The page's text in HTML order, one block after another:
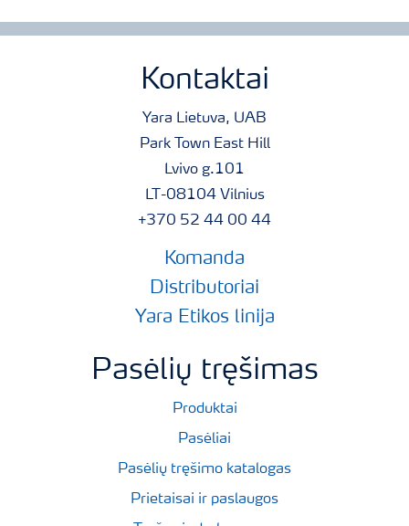
Kontaktai
Yara Lietuva, UAB
Park Town East Hill
Lvivo g.101
LT-08104 Vilnius
+370 52 44 00 44
Komanda
Distributoriai
Yara Etikos linija
Pasėlių tręšimas
Produktai
Pasėliai
Pasėlių tręšimo katalogas
Prietaisai ir paslaugos